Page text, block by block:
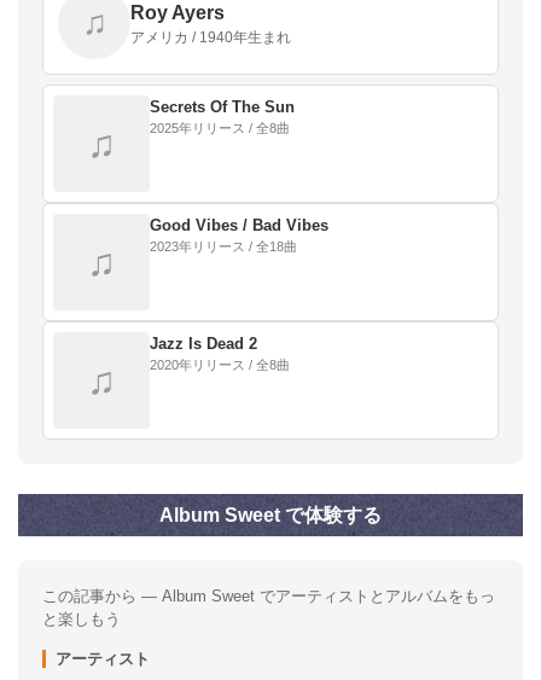
♫ Roy Ayers
アメリカ / 1940年生まれ
♫
Secrets Of The Sun
2025年リリース / 全8曲
♫
Good Vibes / Bad Vibes
2023年リリース / 全18曲
♫
Jazz Is Dead 2
2020年リリース / 全8曲
Album Sweet で体験する
この記事から — Album Sweet でアーティストとアルバムをもっ
と楽しもう
アーティスト